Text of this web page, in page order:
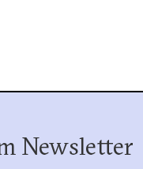
Newsletter